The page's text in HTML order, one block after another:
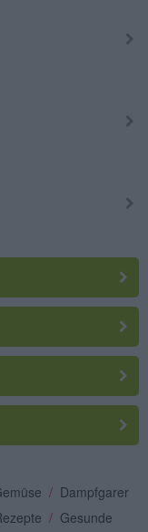
/ Dampfgarer
/ Gesunde